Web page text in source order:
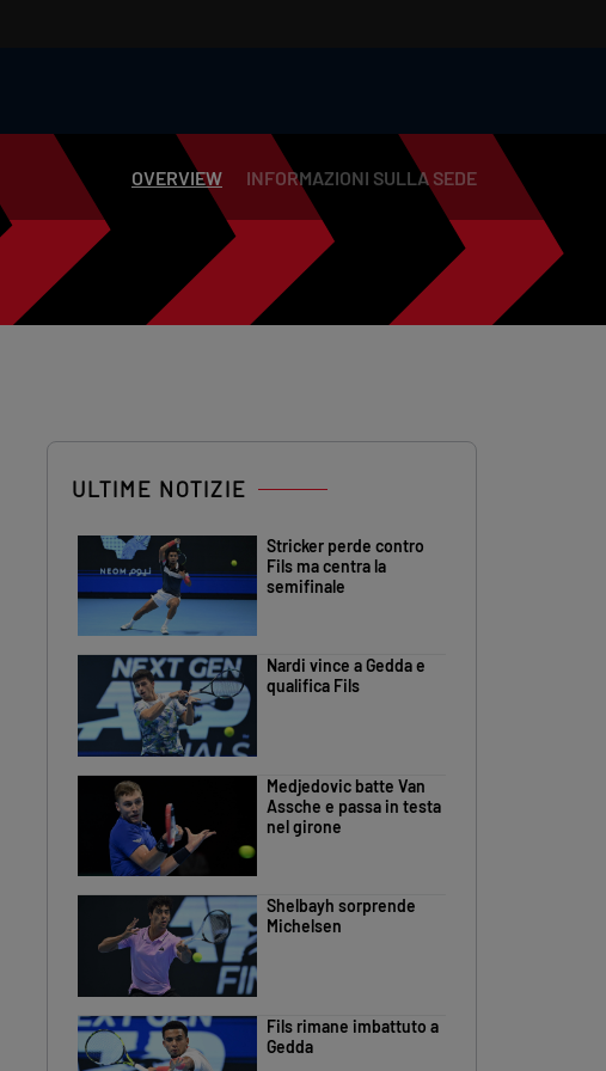
OVERVIEW INFORMAZIONI SULLA SEDE
ULTIME NOTIZIE
Stricker perde contro
Fils ma centra la
semifinale
Nardi vince a Gedda e
qualifica Fils
Medjedovic batte Van
Assche e passa in testa
nel girone
Shelbayh sorprende
Michelsen
Fils rimane imbattuto a
Gedda